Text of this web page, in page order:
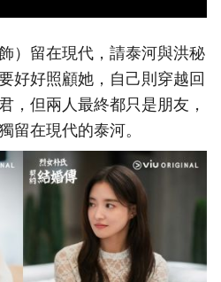
）留在現代，請泰河與洪秘
好照顧她，自己則穿越回
，但兩人最終都只是朋友，
留在現代的泰河。